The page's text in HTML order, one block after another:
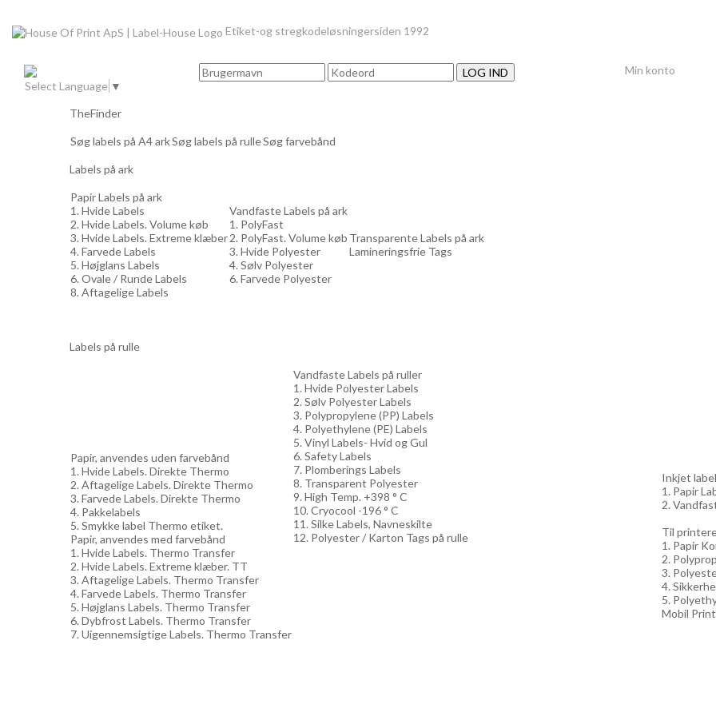
Etiket-og stregkodeløsningersiden 1992
Select Language ▼
LOG IND Min konto
TheFinder
Søg labels på A4 arkSøg labels på rulleSøg farvebånd
Labels på ark
Papir Labels på ark
1. Hvide Labels
2. Hvide Labels. Volume køb
3. Hvide Labels. Extreme klæber
4. Farvede Labels
5. Højglans Labels
6. Ovale / Runde Labels
8. Aftagelige Labels
Vandfaste Labels på ark
1. PolyFast
2. PolyFast. Volume køb
3. Hvide Polyester
4. Sølv Polyester
6. Farvede Polyester
Transparente Labels på ark
Lamineringsfrie Tags
Labels på rulle
Papir, anvendes uden farvebånd
1. Hvide Labels. Direkte Thermo
2. Aftagelige Labels. Direkte Thermo
3. Farvede Labels. Direkte Thermo
4. Pakkelabels
5. Smykke label Thermo etiket.
Papir, anvendes med farvebånd
1. Hvide Labels. Thermo Transfer
2. Hvide Labels. Extreme klæber. TT
3. Aftagelige Labels. Thermo Transfer
4. Farvede Labels. Thermo Transfer
5. Højglans Labels. Thermo Transfer
6. Dybfrost Labels. Thermo Transfer
7. Uigennemsigtige Labels. Thermo Transfer
Vandfaste Labels på ruller
1. Hvide Polyester Labels
2. Sølv Polyester Labels
3. Polypropylene (PP) Labels
4. Polyethylene (PE) Labels
5. Vinyl Labels- Hvid og Gul
6. Safety Labels
7. Plomberings Labels
8. Transparent Polyester
9. High Temp. +398 ° C
10. Cryocool -196 ° C
11. Silke Labels, Navneskilte
12. Polyester / Karton Tags på rulle
Inkjet
1. Papir
2.
Til
1. Papir
2.
3.
4.
5.
Mobil